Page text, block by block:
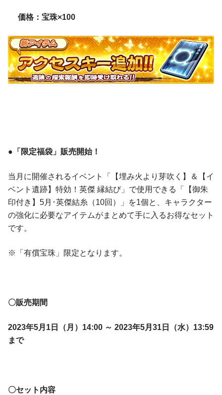
価格：宝珠×100
●「限定福袋」販売開始！
当月に開催されるイベント「【埋み火より芽吹く】＆【イ
ベント遺跡】特効！英傑 縁結び」で使用できる「【御朱
印付き】5月･英傑結糸（10回）」を1個と、キャラクター
の強化に必要なアイテムがまとめて手に入るお得なセット
です。
※「有償宝珠」限定となります。
〇販売期間
2023年5月1日（月）14:00 ～ 2023年5月31日（水）13:59
まで
〇セット内容